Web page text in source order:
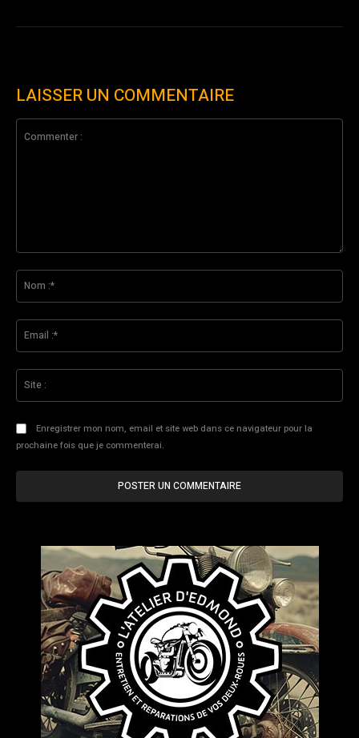
LAISSER UN COMMENTAIRE
Enregistrer mon nom, email et site web dans ce navigateur pour la
prochaine fois que je commenterai.